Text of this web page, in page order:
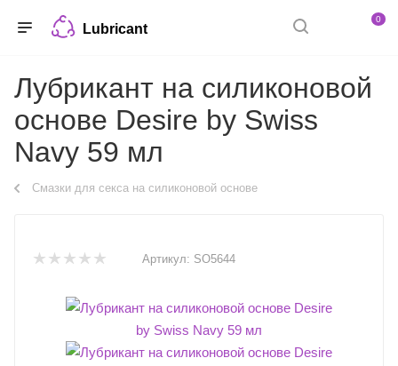
Lubricant
0
Лубрикант на силиконовой
основе Desire by Swiss
Navy 59 мл
Смазки для секса на силиконовой основе
Артикул: SO5644